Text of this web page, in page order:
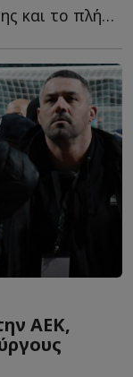
Η ΑΕΚ που δεν πήρε το μάθημά της και το πλήρωσε ξανά, π...
ΑΕΚ,